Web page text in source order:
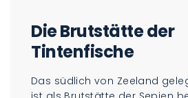
Die Brutstätte der
Tintenfische
Das südlich von Zeeland